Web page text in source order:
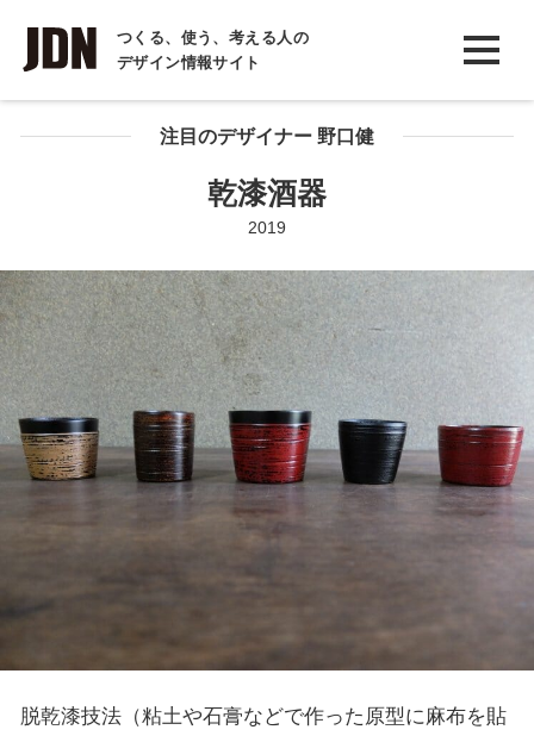
つくる、使う、考える人の
デザイン情報サイト
INTERVIEW
インタビュー
REPORT注目のデザイナー 野口健
乾漆酒器
2019
脱乾漆技法（粘土や石膏などで作った原型に麻布を貼